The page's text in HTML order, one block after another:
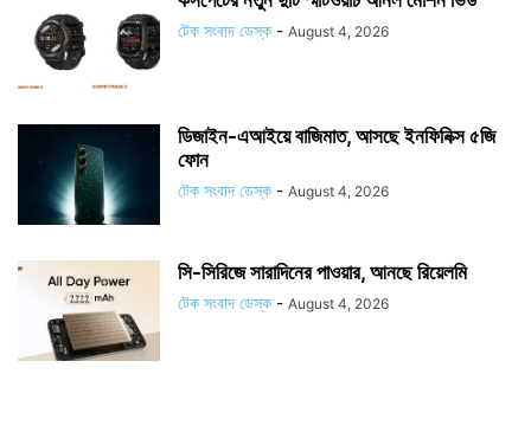
টেক সংবাদ ডেস্ক - August 4, 2026
ডিজাইন-এআইয়ে বাজিমাত, আসছে ইনফিনিক্স ৫জি
ফোন
টেক সংবাদ ডেস্ক - August 4, 2026
সি-সিরিজে সারাদিনের পাওয়ার, আনছে রিয়েলমি
টেক সংবাদ ডেস্ক - August 4, 2026